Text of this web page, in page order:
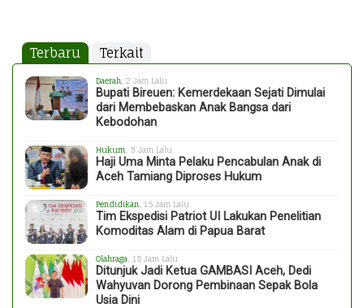
Terbaru Terkait
Daerah , 2 Jam Lalu
Bupati Bireuen: Kemerdekaan Sejati Dimulai
dari Membebaskan Anak Bangsa dari
Kebodohan
Hukum , 3 Jam Lalu
Haji Uma Minta Pelaku Pencabulan Anak di
Aceh Tamiang Diproses Hukum
Pendidikan , 15 Jam Lalu
Tim Ekspedisi Patriot UI Lakukan Penelitian
Komoditas Alam di Papua Barat
Olahraga , 15 Jam Lalu
Ditunjuk Jadi Ketua GAMBASI Aceh, Dedi
Wahyuvan Dorong Pembinaan Sepak Bola
Usia Dini